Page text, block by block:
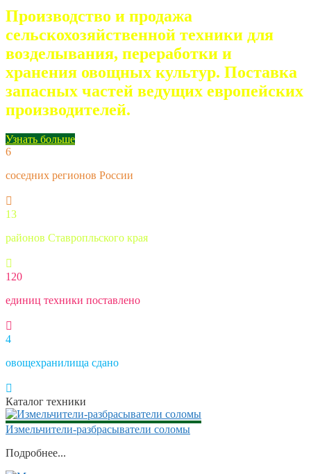
Производство и продажа
сельскохозяйственной техники для
возделывания, переработки и
хранения овощных культур. Поставка
запасных частей ведущих европейских
производителей.
Узнать больше
6
соседних регионов России
13
районов Ставропльского края
120
единиц техники поставлено
4
овощехранилища сдано
Каталог техники
Измельчители-разбрасыватели соломы
Подробнее...